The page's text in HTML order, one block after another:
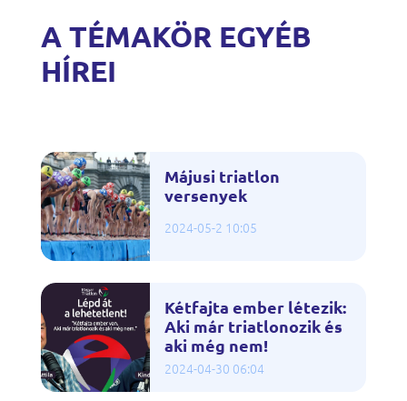
A TÉMAKÖR EGYÉB
HÍREI
Májusi triatlon
versenyek
2024-05-2 10:05
Kétfajta ember létezik:
Aki már triatlonozik és
aki még nem!
2024-04-30 06:04